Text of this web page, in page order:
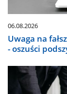
06.08.2026
Uwaga na
- oszuści